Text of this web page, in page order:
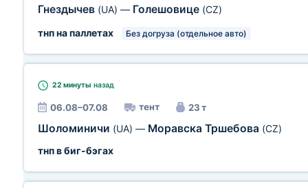
Гнездычев (UA) — Голешовице (CZ)
тнп на паллетах
Без догруза (отдельное авто)
22 минуты назад
06.08–07.08 тент 23 т
Шоломиничи (UA) — Моравска Тршебова (CZ)
тнп в биг-бэгах